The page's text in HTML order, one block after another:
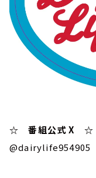
☆ 番組公式 X ☆
@dairylife954905